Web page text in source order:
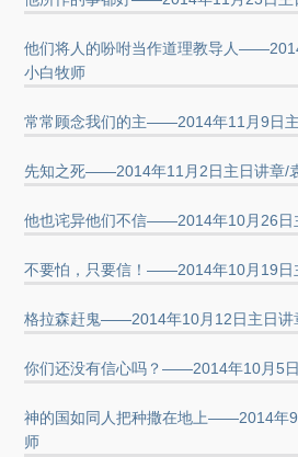
他们将人的吩咐当作道理教导人
小白牧师
常常顾念我们的主——2014年11月9日
先知之死——2014年11月2日主日讲章/
他也诧异他们不信——2014年10月26日
不要怕，只要信！——2014年10月19日
格拉森赶鬼——2014年10月12日主日讲
你们还没有信心吗？——2014年10月5
神的国如同人把种撒在地上——2014年
师